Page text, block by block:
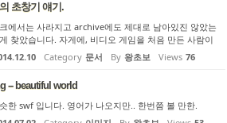
초창기 얘기.
에서는 사라지고 archive에도 제대로 남아있진 않았는
찾았습니다. 자게에, 비디오 게임을 처음 만든 사람이
단 글이 올라오면서 검색해서 찾은 글들입니다. simon.
분이 만들어서 히트친 (그분이 처음 만든 게임이 아니
Category 문서 By 왕초보 Views 76
-- beautiful world
한 swf 입니다. 영어가 나오지만.. 한번쯤 볼 만한.